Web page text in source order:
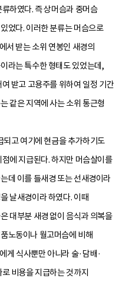
하였다. 즉 상머슴과 중머슴
었다. 이러한 분류는 머슴으로
서 받는 소위 연봉인 새경의
라는 특수한 형태도 있었는데,
받고 고용주를 위하여 일정 기간
같은 지역에 사는 소위 통근형
되고 여기에 현금을 추가하기도
에 지급된다. 하지만 머슴살이를
데 이를 들새경 또는 선새경이라
날새경이라 하였다. 이때
대부분 새경 없이 음식과 의복을
노동이나 월고머슴에 비해
게 식사뿐만 아니라 술·담배·
비용을 지급하는 것까지